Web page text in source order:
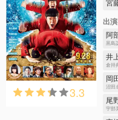
3.3
宮
出
阿
黒島
井
倉持
岡
沼田
尾
宇部